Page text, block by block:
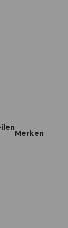
Merken